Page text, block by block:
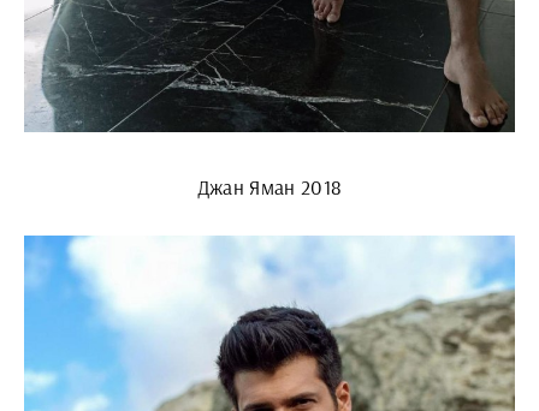
Джан Яман 2018